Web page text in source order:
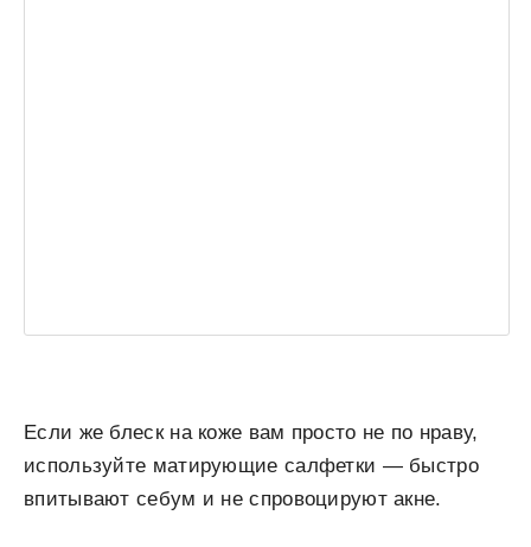
Если же блеск на коже вам просто не по нраву,
используйте матирующие салфетки — быстро
впитывают себум и не спровоцируют акне.